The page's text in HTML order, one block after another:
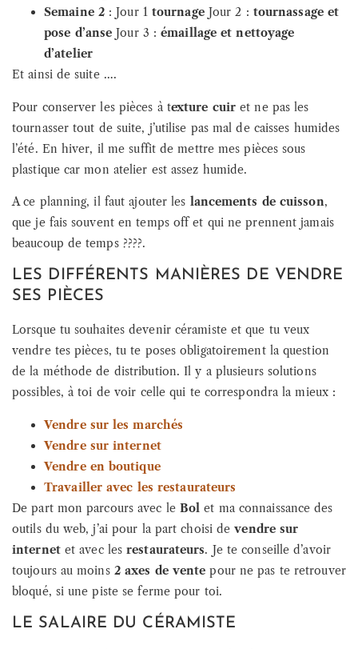
Semaine 2: Jour 1 tournageJour 2 : tournassage et
pose d’anse Jour 3 :émaillage et nettoyage
d’atelier
Et ainsi de suite ….
Pour conserver les pièces à texture cuir et ne pas les
tournasser tout de suite, j’utilise pas mal de caisses humides
l’été. En hiver, il me suffit de mettre mes pièces sous
plastique car mon atelier est assez humide.
A ce planning, il faut ajouter les lancements de cuisson,
que je fais souvent en temps off et qui ne prennent jamais
beaucoup de temps ????.
LES DIFFÉRENTS MANIÈRES DE VENDRE
SES PIÈCES
Lorsque tu souhaites devenir céramiste et que tu veux
vendre tes pièces, tu te poses obligatoirement la question
de la méthode de distribution. Il y a plusieurs solutions
possibles, à toi de voir celle qui te correspondra la mieux :
Vendre sur les marchés
Vendre sur internet
Vendre en boutique
Travailler avec les restaurateurs
De part mon parcours avec le Bol et ma connaissance des
outils du web, j’ai pour la part choisi devendre sur
internetet avec lesrestaurateurs. Je te conseille d’avoir
toujours au moins 2 axes de vente pour ne pas te retrouver
bloqué, si une piste se ferme pour toi.
LE SALAIRE DU CÉRAMISTE